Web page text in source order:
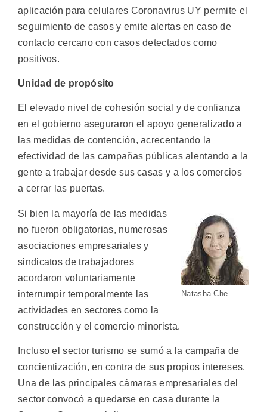
aplicación para celulares Coronavirus UY permite el
seguimiento de casos y emite alertas en caso de
contacto cercano con casos detectados como
positivos.
Unidad de propósito
El elevado nivel de cohesión social y de confianza
en el gobierno aseguraron el apoyo generalizado a
las medidas de contención, acrecentando la
efectividad de las campañas públicas alentando a la
gente a trabajar desde sus casas y a los comercios
a cerrar las puertas.
Natasha Che
Si bien la mayoría de las medidas
no fueron obligatorias, numerosas
asociaciones empresariales y
sindicatos de trabajadores
acordaron voluntariamente
interrumpir temporalmente las
actividades en sectores como la
construcción y el comercio minorista.
Incluso el sector turismo se sumó a la campaña de
concientización, en contra de sus propios intereses.
Una de las principales cámaras empresariales del
sector convocó a quedarse en casa durante la